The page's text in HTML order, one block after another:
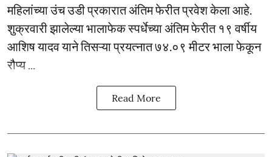
महिलांच्या उंच उडी प्रकारात अंतिम फेरीत प्रवेश केला आहे.
शुक्रवारी झालेल्या भालाफेक स्पर्धेच्या अंतिम फेरीत १९ वर्षीय
आशिष यादव याने तिसऱ्या प्रयत्नात ७४.०९ मीटर भाला फेकून
रौप्य ...
Read More